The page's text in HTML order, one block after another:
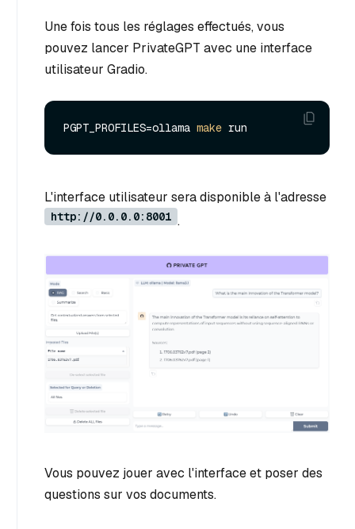
Une fois tous les réglages effectués, vous
pouvez lancer PrivateGPT avec une interface
utilisateur Gradio.
PGPT_PROFILES=ollama make
L'interface utilisateur sera disponible à l'adresse
http://0.0.0.0:8001 .
Vous pouvez jouer avec l'interface et poser des
questions sur vos documents.